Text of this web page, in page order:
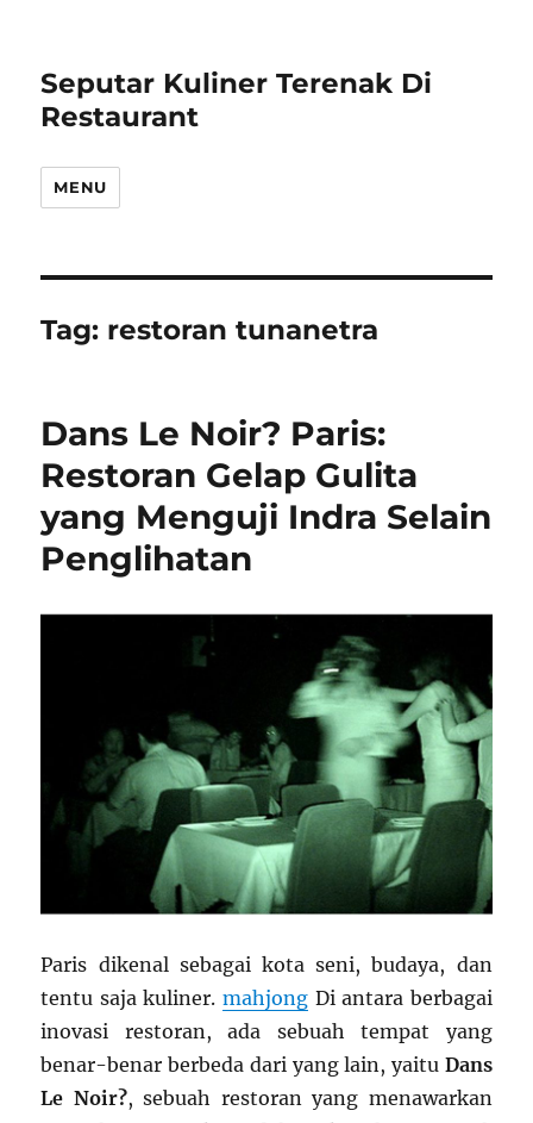
Seputar Kuliner Terenak Di
Restaurant
MENU
Tag: restoran tunanetra
Dans Le Noir? Paris:
Restoran Gelap Gulita
yang Menguji Indra Selain
Penglihatan
Paris dikenal sebagai kota seni, budaya, dan
tentu saja kuliner. mahjong Di antara berbagai
inovasi restoran, ada sebuah tempat yang
benar-benar berbeda dari yang lain, yaitu Dans
Le Noir?, sebuah restoran yang menawarkan